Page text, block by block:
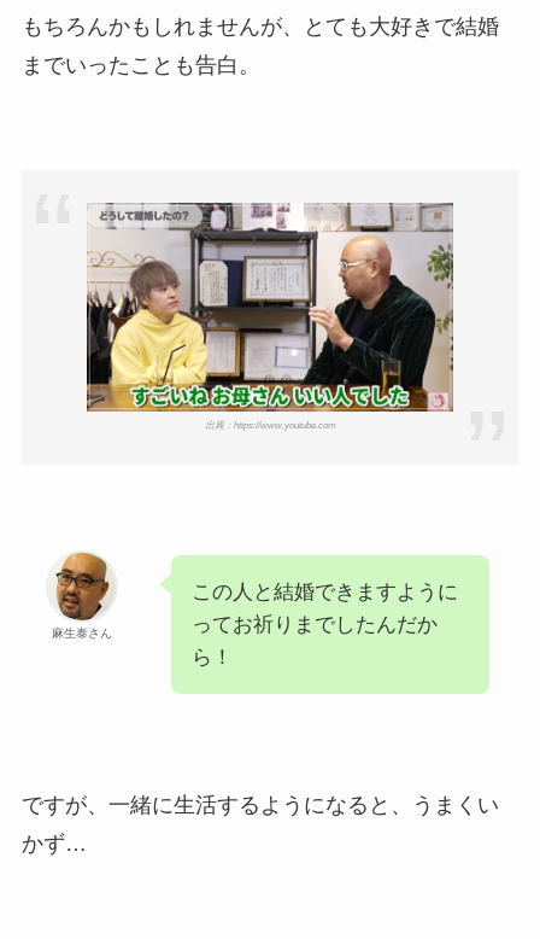
もちろんかもしれませんが、とても大好きで結婚
までいったことも告白。
出典：https://www.youtube.com
麻生泰さん
この人と結婚できますように
ってお祈りまでしたんだか
ら！
ですが、一緒に生活するようになると、うまくい
かず…